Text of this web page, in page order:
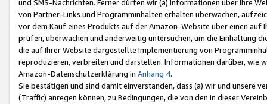
und SMS-Nachrichten. Ferner dürfen wir (a) Informationen über Ihre
von Partner-Links und Programminhalten erhalten überwachen,
vor dem Kauf eines Produkts auf der Amazon-Website über einen
prüfen, überwachen und anderweitig untersuchen, um die Einhaltung
die auf Ihrer Website dargestellte Implementierung von
reproduzieren, verbreiten und darstellen. Informationen darüber, wie
Amazon-Datenschutzerklärung in Anhang 4.
Sie bestätigen und sind damit einverstanden, dass (a) wir und
(Traffic) anregen können, zu Bedingungen, die von den in dieser